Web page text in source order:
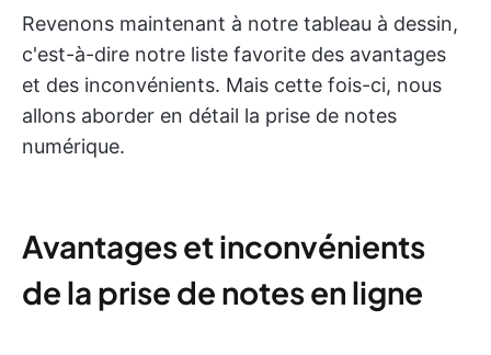
Revenons maintenant à notre tableau à dessin,
c'est-à-dire notre liste favorite des avantages
et des inconvénients. Mais cette fois-ci, nous
allons aborder en détail la prise de notes
numérique.
Avantages et inconvénients
de la prise de notes en ligne